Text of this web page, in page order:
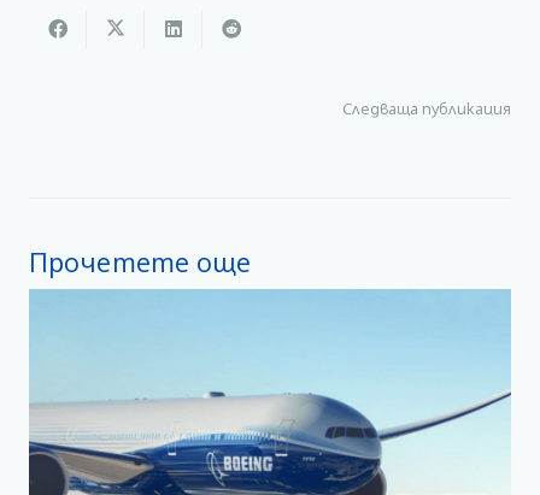
Следваща публикация
Прочетете още